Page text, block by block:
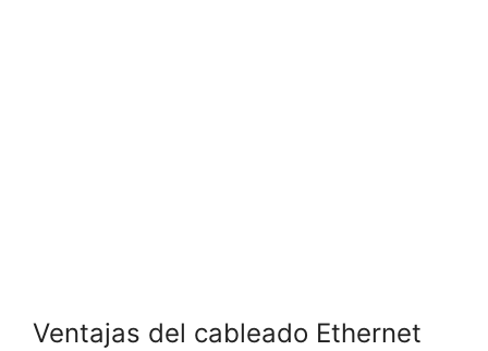
Ventajas del cableado Ethernet